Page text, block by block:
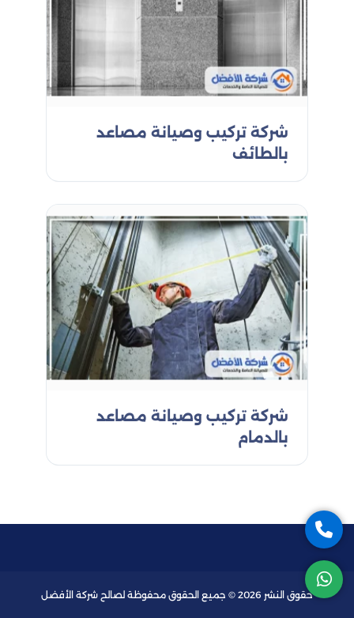
شركة تركيب وصيانة مصاعد
بالطائف
شركة تركيب وصيانة مصاعد
بالدمام
حقوق النشر 2026 © جميع الحقوق محفوظة لصالح شركة الأفضل